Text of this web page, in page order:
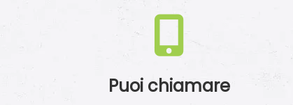
Puoi chiamare